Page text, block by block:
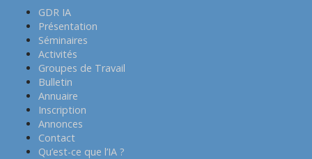
GDR IA
Présentation
Séminaires
Activités
Groupes de Travail
Bulletin
Annuaire
Inscription
Annonces
Contact
Qu’est-ce que l’IA ?